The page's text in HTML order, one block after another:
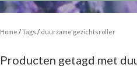
Home /Tags / duurzame gezichtsroller
Producten getagd met